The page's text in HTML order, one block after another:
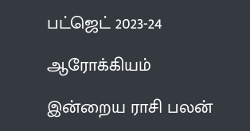
பட்ஜெட் 2023-24
ஆரோக்கியம்
இன்றைய ராசி பலன்